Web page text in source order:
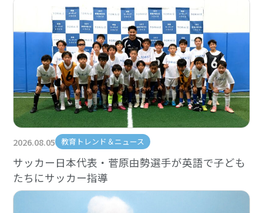
2026.08.05 教育トレンド＆ニュース
サッカー日本代表・菅原由勢選手が英語で子ども
たちにサッカー指導